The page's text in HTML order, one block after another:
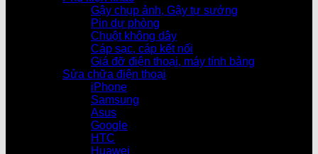
Gậy chụp ảnh, Gậy tự sướng
Pin dự phòng
Chuột không dây
Cáp sạc, cáp kết nối
Giá đỡ điện thoại, máy tính bảng
Sửa chữa điện thoại
iPhone
Samsung
Asus
Google
HTC
Huawei